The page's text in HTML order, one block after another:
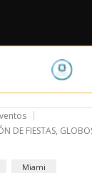
DE FIESTAS,
Miami